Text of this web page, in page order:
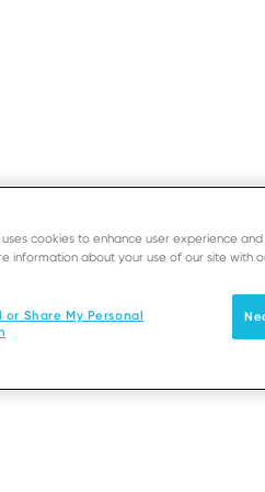
of your estate on a daily
behaviour of all terminals
uses cookies to enhance user experience
information about your use of our site with
or Share My Personal